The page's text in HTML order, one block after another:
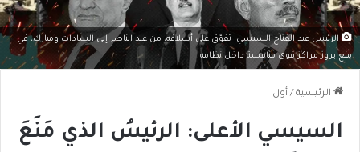
الرئيس عبد الفتاح السيسي: تفوّق على أسلافه، من عبد الناصر إلى السادات ومبارك، في
منع بروز مراكز قوى منافسة داخل نظامه
الرئيسية / أول
السيسي الأعلى: الرئيسُ الذي مَنَعَ